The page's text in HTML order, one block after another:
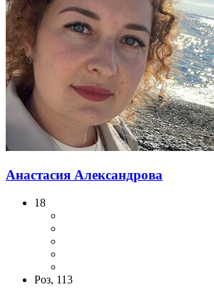
Анастасия Александрова
18
Роз, 113